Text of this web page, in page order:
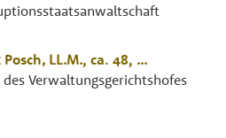
Posch, LL.M., ca. 48, ...
Verwaltungsgerichtshofes